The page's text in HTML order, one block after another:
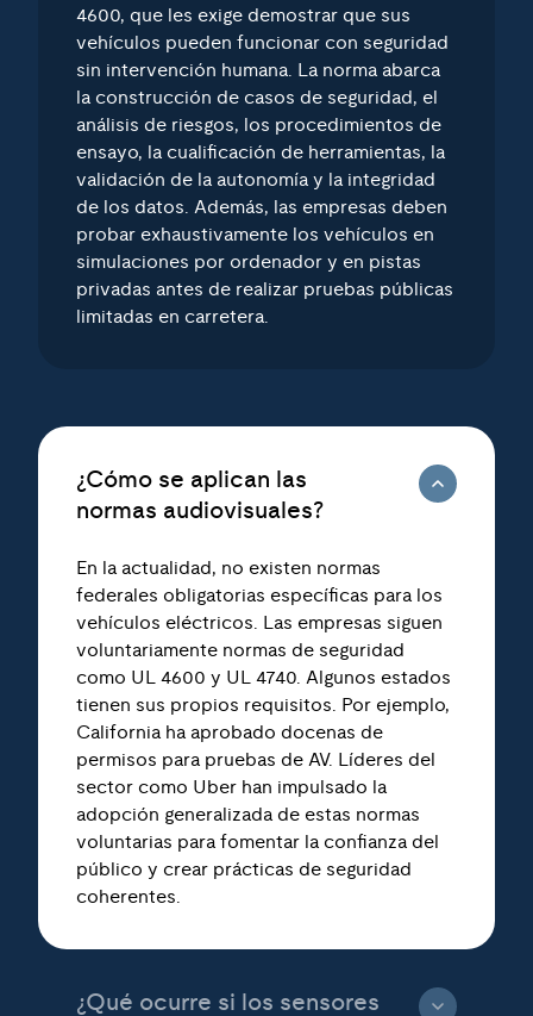
4600, que les exige demostrar que sus
vehículos pueden funcionar con seguridad
sin intervención humana. La norma abarca
la construcción de casos de seguridad, el
análisis de riesgos, los procedimientos de
ensayo, la cualificación de herramientas, la
validación de la autonomía y la integridad
de los datos. Además, las empresas deben
probar exhaustivamente los vehículos en
simulaciones por ordenador y en pistas
privadas antes de realizar pruebas públicas
limitadas en carretera.
¿Cómo se aplican las
normas audiovisuales?
En la actualidad, no existen normas
federales obligatorias específicas para los
vehículos eléctricos. Las empresas siguen
voluntariamente normas de seguridad
como UL 4600 y UL 4740. Algunos estados
tienen sus propios requisitos. Por ejemplo,
California ha aprobado docenas de
permisos para pruebas de AV. Líderes del
sector como Uber han impulsado la
adopción generalizada de estas normas
voluntarias para fomentar la confianza del
público y crear prácticas de seguridad
coherentes.
¿Qué ocurre si los sensores